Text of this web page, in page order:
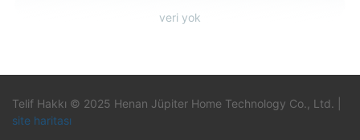
veri yok
Telif Hakkı © 2025 Henan Jüpiter Home Technology Co., Ltd. |
site haritası